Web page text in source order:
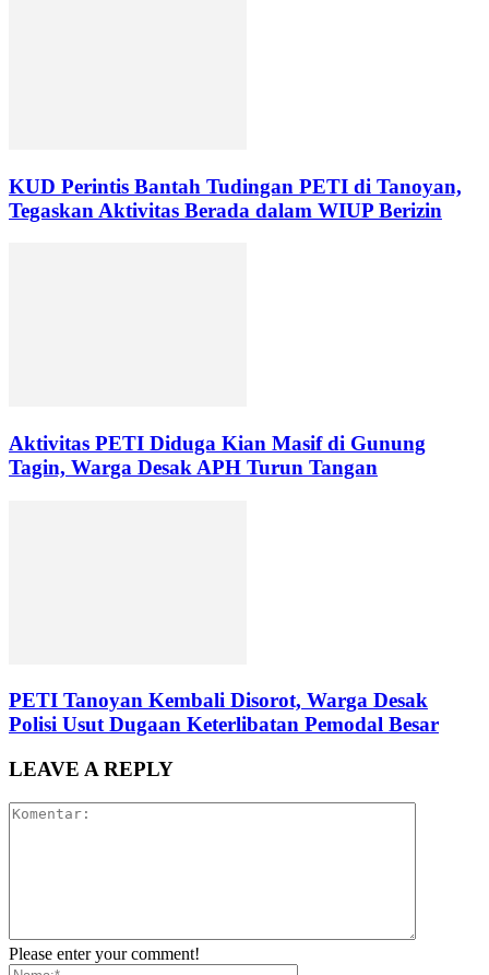
KUD Perintis Bantah Tudingan PETI di Tanoyan,
Tegaskan Aktivitas Berada dalam WIUP Berizin
Aktivitas PETI Diduga Kian Masif di Gunung
Tagin, Warga Desak APH Turun Tangan
PETI Tanoyan Kembali Disorot, Warga Desak
Polisi Usut Dugaan Keterlibatan Pemodal Besar
LEAVE A REPLY
Please enter your comment!